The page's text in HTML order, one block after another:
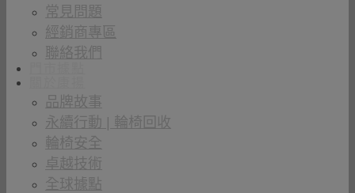
常見問題
經銷商專區
聯絡我們
品牌故事
永續行動 | 輪椅回收
輪椅安全
卓越技術
全球據點